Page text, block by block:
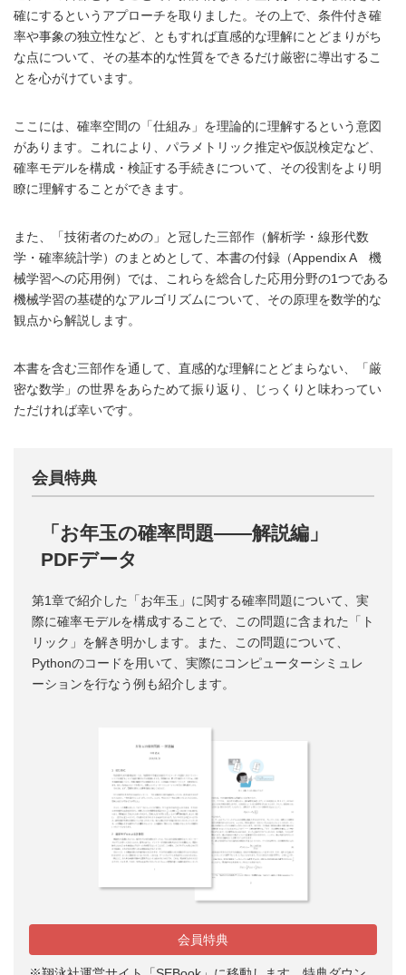
確にするというアプローチを取りました。その上で、条件付き確
率や事象の独立性など、ともすれば直感的な理解にとどまりがち
な点について、その基本的な性質をできるだけ厳密に導出するこ
とを心がけています。
ここには、確率空間の「仕組み」を理論的に理解するという意図
があります。これにより、パラメトリック推定や仮説検定など、
確率モデルを構成・検証する手続きについて、その役割をより明
瞭に理解することができます。
また、「技術者のための」と冠した三部作（解析学・線形代数
学・確率統計学）のまとめとして、本書の付録（Appendix A 機
械学習への応用例）では、これらを総合した応用分野の1つである
機械学習の基礎的なアルゴリズムについて、その原理を数学的な
観点から解説します。
本書を含む三部作を通して、直感的な理解にとどまらない、「厳
密な数学」の世界をあらためて振り返り、じっくりと味わってい
ただければ幸いです。
会員特典
「お年玉の確率問題――解説編」
PDFデータ
第1章で紹介した「お年玉」に関する確率問題について、実
際に確率モデルを構成することで、この問題に含まれた「ト
リック」を解き明かします。また、この問題について、
Pythonのコードを用いて、実際にコンピューターシミュレ
ーションを行なう例も紹介します。
会員特典